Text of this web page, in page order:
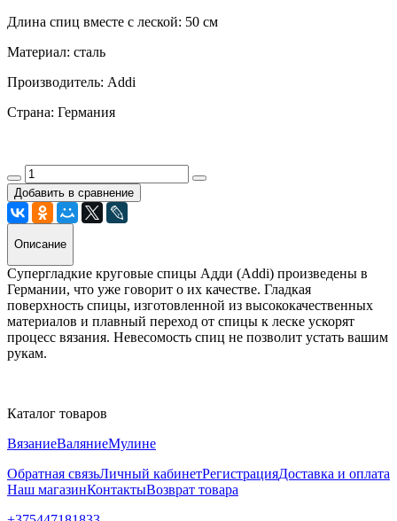
Длина спиц вместе с леской: 50 см
Материал: сталь
Производитель: Addi
Страна: Германия
Добавить в сравнение
Описание
Супергладкие круговые спицы Адди (Addi) произведены в
Германии, что уже говорит о их качестве. Гладкая
поверхность спицы, изготовленной из высококачественных
материалов и плавный переход от спицы к леске ускорят
процесс вязания. Невесомость спиц не позволит устать вашим
рукам.
Каталог товаров
ВязаниеВаляниеМулине
Обратная связьЛичный кабинетРегистрацияДоставка и оплата
Наш магазинКонтактыВозврат товара